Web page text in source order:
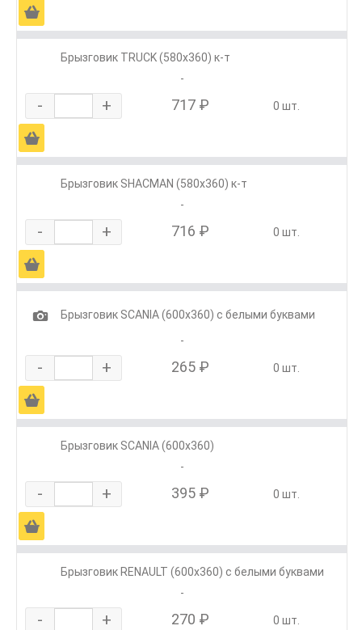
Ä
Брызговик TRUCK (580х360) к-т
-
- + 717 ₽ 0 шт.
Ä
Брызговик SHACMAN (580х360) к-т
-
- + 716 ₽ 0 шт.
Ä
1
Брызговик SCANIA (600х360) с белыми буквами
-
- + 265 ₽ 0 шт.
Ä
Брызговик SCANIA (600х360)
-
- + 395 ₽ 0 шт.
Ä
Брызговик RENAULT (600х360) с белыми буквами
-
- + 270 ₽ 0 шт.